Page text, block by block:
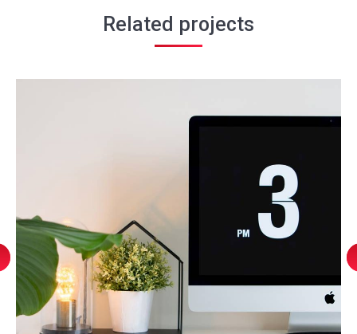
Related projects